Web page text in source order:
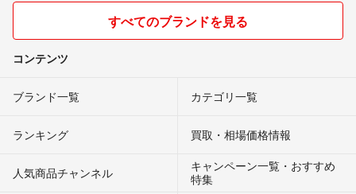
すべてのブランドを見る
コンテンツ
ブランド一覧 カテゴリ一覧
ランキング 買取・相場価格情報
人気商品チャンネル
キャンペーン一覧・おすすめ
特集